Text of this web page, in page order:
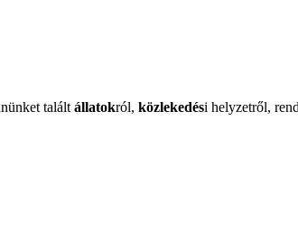
talált állatokról, közlekedési helyzetről,